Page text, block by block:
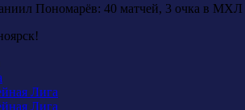
Пономарёв: 40 матчей, 3 очка в МХЛ